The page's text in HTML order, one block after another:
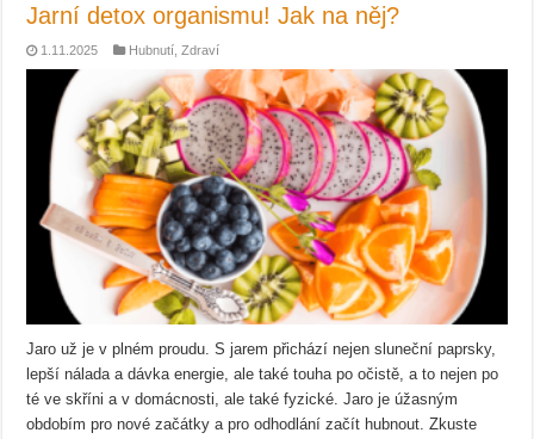
Jarní detox organismu! Jak na něj?
1.11.2025 Hubnutí ,Zdraví
Jaro už je v plném proudu. S jarem přichází nejen sluneční paprsky,
lepší nálada a dávka energie, ale také touha po očistě, a to nejen po
té ve skříni a v domácnosti, ale také fyzické. Jaro je úžasným
obdobím pro nové začátky a pro odhodlání začít hubnout. Zkuste